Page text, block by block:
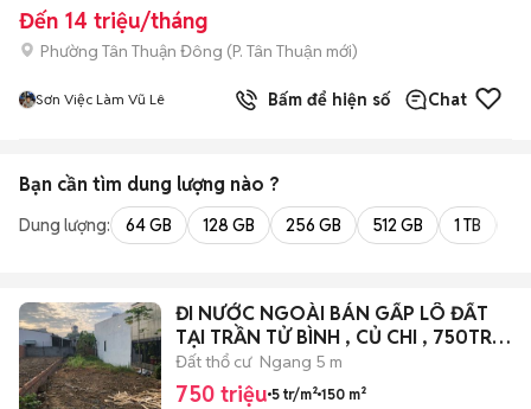
Đến 14 triệu/tháng
Phường Tân Thuận Đông (P. Tân Thuận mới)
Sơn Việc Làm Vũ Lê Bấm để hiện số Chat
Bạn cần tìm dung lượng nào ?
Dung lượng: 64 GB 128 GB 256 GB 512 GB 1 TB
ĐI NƯỚC NGOÀI BÁN GẤP LÔ ĐẤT
TẠI TRẦN TỬ BÌNH , CỦ CHI , 750TR ,
SHR
Đất thổ cư Ngang 5 m
750 triệu 5 tr/m² 150 m²